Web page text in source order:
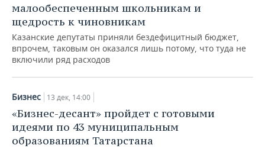
малообеспеченным школьникам и
щедрость к чиновникам
Казанские депутаты приняли бездефицитный бюджет,
впрочем, таковым он оказался лишь потому, что туда не
включили ряд расходов
Бизнес 13 дек, 14:00
«Бизнес-десант» пройдет с готовыми
идеями по 43 муниципальным
образованиям Татарстана